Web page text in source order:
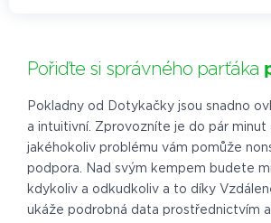
Pořiďte si správného parťáka
Pokladny od Dotykačky jsou snadno
a intuitivní. Zprovozníte je do pár minut
jakéhokoliv problému vám pomůže
podpora. Nad svým kempem budete
kdykoliv a odkudkoliv a to díky
ukáže podrobná data prostřednictvím